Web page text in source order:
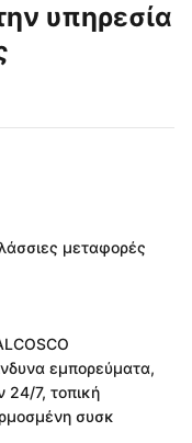
υπηρεσία
μεταφορές
εμπορεύματα,
24/7, τοπική
συσκ